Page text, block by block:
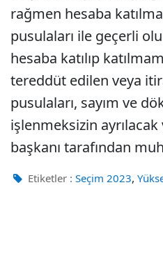
rağmen hesaba
pusulaları ile geçerli
hesaba katılıp
tereddüt edilen veya
pusulaları, sayım ve
işlenmeksizin
başkanı tarafından
Etiketler : Seçim 2023,